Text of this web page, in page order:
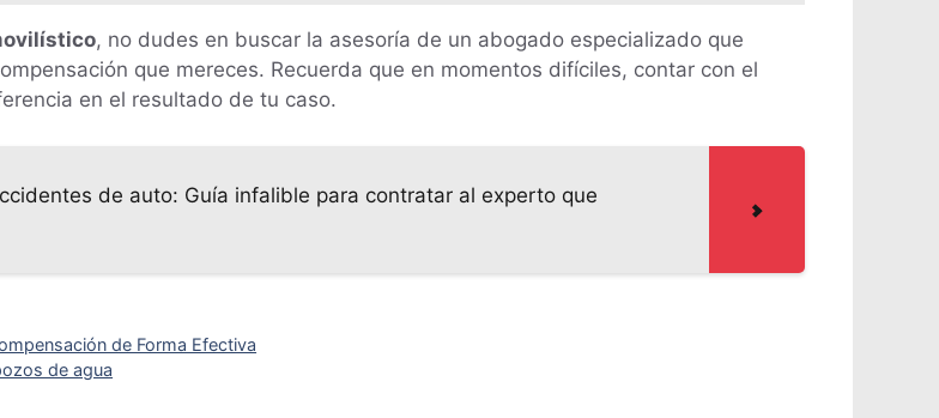
, no dudes en buscar la asesoría de un abogado especializado que
que mereces. Recuerda que en momentos difíciles, contar con el
en el resultado de tu caso.
de auto: Guía infalible para contratar al experto que
de Forma Efectiva
de agua